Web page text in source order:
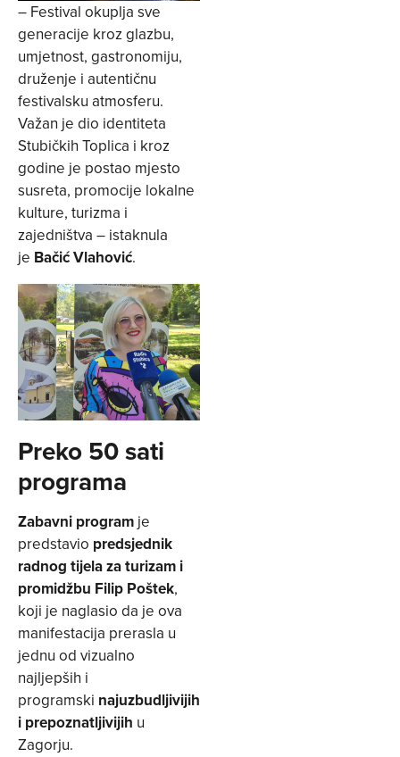
– Festival okuplja sve
generacije kroz glazbu,
umjetnost, gastronomiju,
druženje i autentičnu
festivalsku atmosferu.
Važan je dio identiteta
Stubičkih Toplica i kroz
godine je postao mjesto
susreta, promocije lokalne
kulture, turizma i
zajedništva – istaknula
je BačićVlahović.
Preko 50 sati
programa
Zabavni program je
predstavio predsjednik
radnog tijela za turizam i
promidžbu Filip Poštek,
koji je naglasio da je ova
manifestacija prerasla u
jednu od vizualno
najljepših i
programski najuzbudljivijih
i prepoznatljivijih u
Zagorju.